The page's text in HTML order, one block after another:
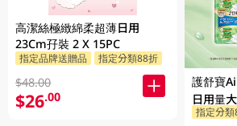
高潔絲極緻綿柔超薄日用
23Cm孖裝 2 X 15PC
指定品牌送贈品 指定分類88折
$48.00
$26.00
護舒寶
日用量
指定分